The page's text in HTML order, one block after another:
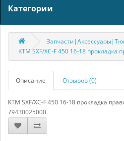
Категории
KTM SXF/XC-F 450 16-18
Описание Отзывов (0)
KTM SXF/XC-F 450 16-18 прокладка
79430025000